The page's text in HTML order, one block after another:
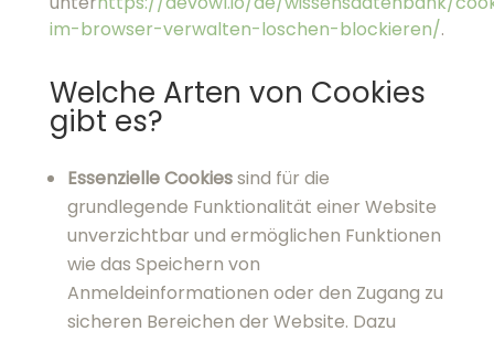
unverzichtbar und ermöglichen Funktionen
wie das Speichern von
sicheren Bereichen der Website. Dazu
gehören z. B. Sicherheits-Cookies, die einen
identifizieren können, indem sie einen
Authentifizierungsschlüssel in einem Cookie
speichern.
Funktionale Cookiesverbessern das
Nutzererlebnis, indem sie Informationen und
Vorlieben wie Spracheinstellungen oder